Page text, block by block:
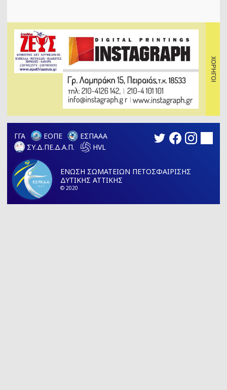
ΕΝΩΣΗ ΣΩΜΑΤΕΙΩΝ ΠΕΤΟΣΦΑΙΡΙΣΗΣ
ΔΥΤΙΚΗΣ ΑΤΤΙΚΗΣ
© 2020
ΓΓΑ ΕΟΠΕ
ΕΣΠΑΑΑ
ΣΥ.Δ.ΠΕ.Δ.Α.Π.
HVL